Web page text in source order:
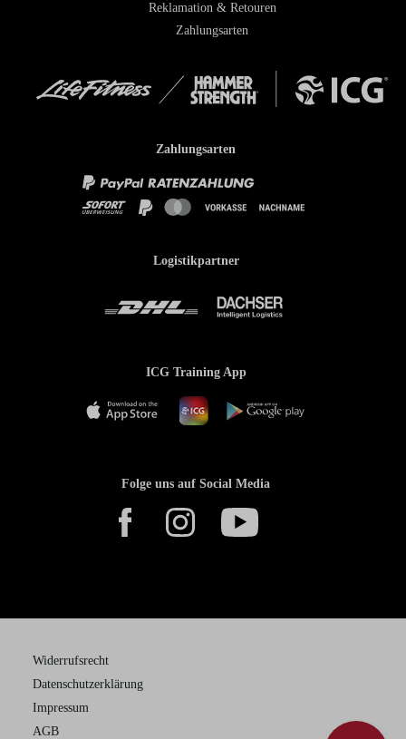
Reklamation & Retouren
Zahlungsarten
Zahlungsarten
Logistikpartner
ICG Training App
Folge uns auf Social Media
Widerrufsrecht
Datenschutzerklärung
Impressum
AGB